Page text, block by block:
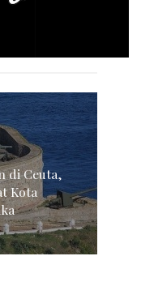
di Ceuta,
Kota